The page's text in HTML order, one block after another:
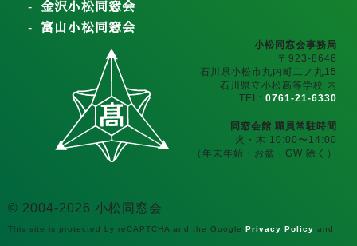
金沢小松同窓会
富山小松同窓会
小松同窓会事務局
〒923-8646
石川県小松市丸内町二ノ丸15
石川県立小松高等学校 内
TEL: 0761-21-6330
同窓会館 職員常駐時間
火・木 10:00〜14:00
（年末年始・お盆・GW 除く）
© 2004-2026 小松同窓会
This site is protected by reCAPTCHA and the Google Privacy Policy and